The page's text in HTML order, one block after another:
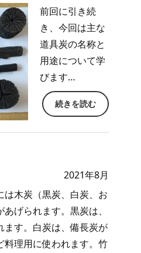
前回に引き続
き、今回は主な
道具炭の名称と
用途について学
びます…
続きを読む
2021年8月
は木炭（黒炭、白炭、お
げられます。黒炭は、
ます。白炭は、備長炭が
料理用に使われます。竹